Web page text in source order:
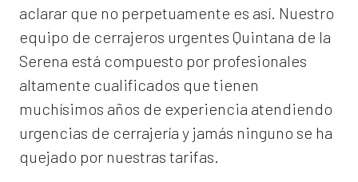
aclarar que no perpetuamente es así. Nuestro
equipo de cerrajeros urgentes Quintana de la
Serena está compuesto por profesionales
altamente cualificados que tienen
muchísimos años de experiencia atendiendo
urgencias de cerrajería y jamás ninguno se ha
quejado por nuestras tarifas.